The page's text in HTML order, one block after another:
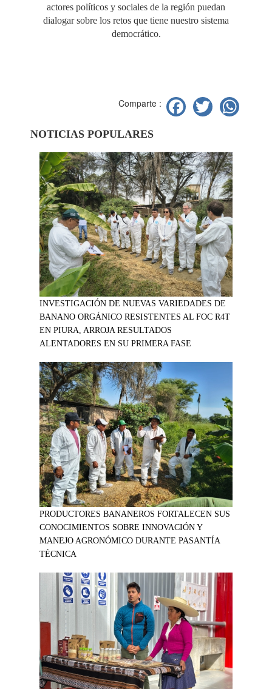
actores políticos y sociales de la región puedan
dialogar sobre los retos que tiene nuestro sistema
democrático.
Comparte : Facebook
Twitter
NOTICIAS POPULARES
INVESTIGACIÓN DE NUEVAS VARIEDADES DE
BANANO ORGÁNICO RESISTENTES AL FOC R4T
EN PIURA, ARROJA RESULTADOS
ALENTADORES EN SU PRIMERA FASE
PRODUCTORES BANANEROS FORTALECEN SUS
CONOCIMIENTOS SOBRE INNOVACIÓN Y
MANEJO AGRONÓMICO DURANTE PASANTÍA
TÉCNICA